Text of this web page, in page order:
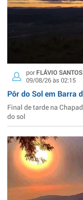
porFLÁVIO SANTOS
09/08/26 às 02:15
Pôr do Sol em Barra
Final de tarde na
do sol